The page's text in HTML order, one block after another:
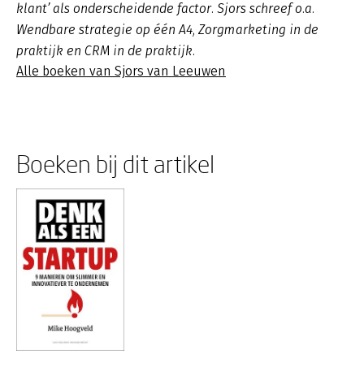
klant’ als onderscheidende factor. Sjors schreef o.a.
Wendbare strategie op één A4, Zorgmarketing in de
praktijk en CRM in de praktijk.
Alle boeken van Sjors van Leeuwen
Boeken bij dit artikel